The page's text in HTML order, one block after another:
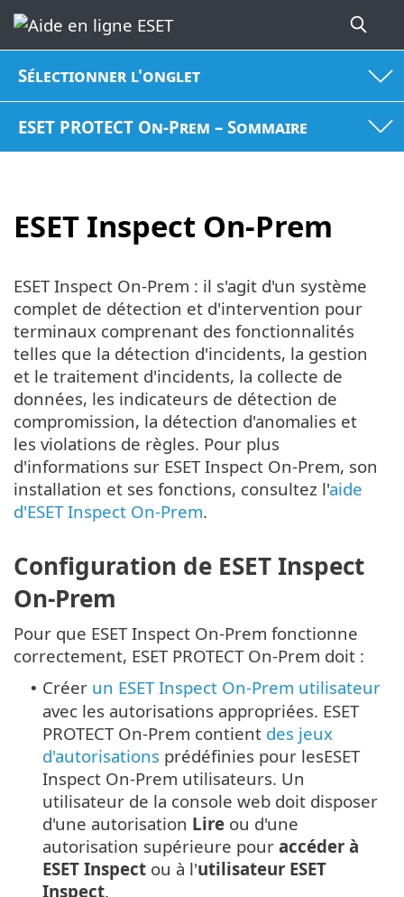
Sélectionner l'onglet
ESET PROTECT On-Prem – Sommaire
ESET Inspect On-Prem
ESET Inspect On-Prem : il s'agit d'un système
complet de détection et d'intervention pour
terminaux comprenant des fonctionnalités
telles que la détection d'incidents, la gestion
et le traitement d'incidents, la collecte de
données, les indicateurs de détection de
compromission, la détection d'anomalies et
les violations de règles. Pour plus
d'informations sur ESET Inspect On-Prem, son
installation et ses fonctions, consultez l'aide
d'ESET Inspect On-Prem.
Configuration de ESET Inspect
On-Prem
Pour que ESET Inspect On-Prem fonctionne
correctement, ESET PROTECT On-Prem doit :
• Créer un ESET Inspect On-Prem utilisateur
avec les autorisations appropriées. ESET
PROTECT On-Prem contient des jeux
d'autorisations prédéfinies pour lesESET
Inspect On-Prem utilisateurs. Un
utilisateur de la console web doit disposer
d'une autorisation Lire ou d'une
autorisation supérieure pour accéder à
ESET Inspect ou à l'utilisateur ESET
Inspect.